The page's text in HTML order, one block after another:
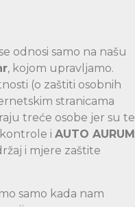
odnosi samo na našu
, kojom upravljamo.
(o zaštiti osobnih
stranicama
treće osobe jer su te
i AUTO AURUM
i mjere zaštite
samo kada nam